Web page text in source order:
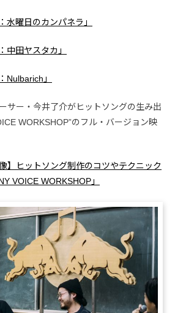
水曜日のカンパネラ」
中田ヤスタカ」
Nulbarich」
サー・今井了介がヒットソングの生み出
WORKSHOP”のフル・バージョン映
】ヒットソング制作のコツやテクニック
VOICE WORKSHOP」